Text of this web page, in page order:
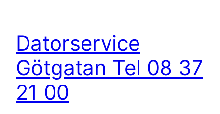
Datorservice
Götgatan Tel 08 37
21 00